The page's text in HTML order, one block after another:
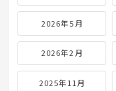
2026年5月
2026年2月
2025年11月